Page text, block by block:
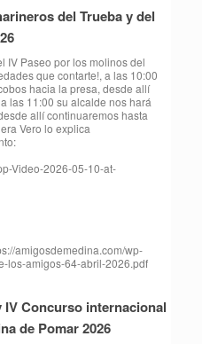
del Trueba y del
IV Paseo por los molinos del
que contarte!, a las 10:00
hacia la presa, desde allí
las 11:00 su alcalde nos hará
allí continuaremos hasta
Vero lo explica
Video-2026-05-10-at-
amigosdemedina.com/wp-
los-amigos-64-abril-2026.pdf
Concurso internacional
de Pomar 2026